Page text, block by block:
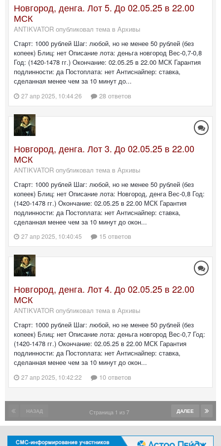
Новгород, денга. Лот 5. До 02.05.25 в 22.00
МСК
ANTIKVATOR опубликовал тема в Архивы
Старт: 1000 рублей Шаг: любой, но не менее 50 рублей (без
копеек) Блиц: нет Описание лота: деньга новгород Вес-0,7-0,8
Год: (1420-1478 гг.) Окончание: 02.05.25 в 22.00 МСК Гарантия
подлинности: да Постоплата: нет Антиснайпер: ставка,
сделанная менее чем за 10 минут до...
27 апр 2025, 10:44:26 28 ответов
Новгород, денга. Лот 3. До 02.05.25 в 22.00
МСК
ANTIKVATOR опубликовал тема в Архивы
Старт: 1000 рублей Шаг: любой, но не менее 50 рублей (без
копеек) Блиц: нет Описание лота: Новгород, денга Вес-0,8 Год:
(1420-1478 гг.) Окончание: 02.05.25 в 22.00 МСК Гарантия
подлинности: да Постоплата: нет Антиснайпер: ставка,
сделанная менее чем за 10 минут до окон...
27 апр 2025, 10:40:45 15 ответов
Новгород, денга. Лот 4. До 02.05.25 в 22.00
МСК
ANTIKVATOR опубликовал тема в Архивы
Старт: 1000 рублей Шаг: любой, но не менее 50 рублей (без
копеек) Блиц: нет Описание лота: деньга новгород Вес-0,7 Год:
(1420-1478 гг.) Окончание: 02.05.25 в 22.00 МСК Гарантия
подлинности: да Постоплата: нет Антиснайпер: ставка,
сделанная менее чем за 10 минут до окон...
27 апр 2025, 10:42:22 10 ответов
НАЗАД ДАЛЕЕ
Страница 1 из 7